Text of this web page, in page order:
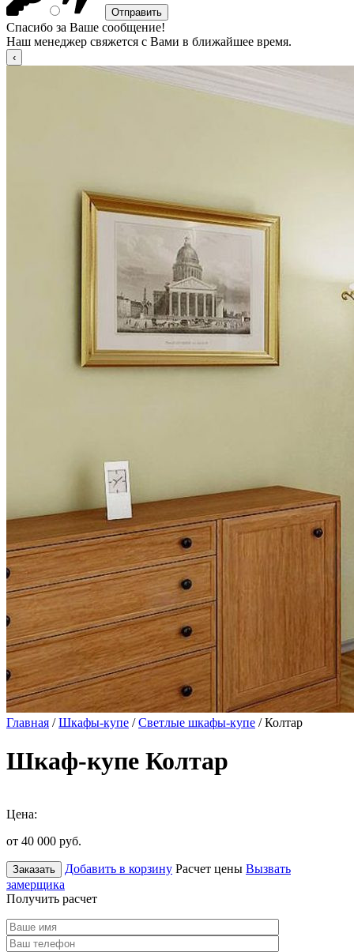
Спасибо за Ваше сообщение!
Наш менеджер свяжется с Вами в ближайшее время.
Главная /Шкафы-купе /Светлые шкафы-купе / Колтар
Шкаф-купе Колтар
Цена:
от 40 000 руб.
Заказать Добавить в корзину Расчет цены Вызвать
замерщика
Получить расчет